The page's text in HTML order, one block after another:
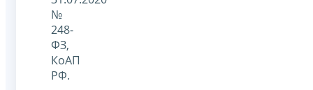
№
248-
ФЗ,
КоАП
РФ.